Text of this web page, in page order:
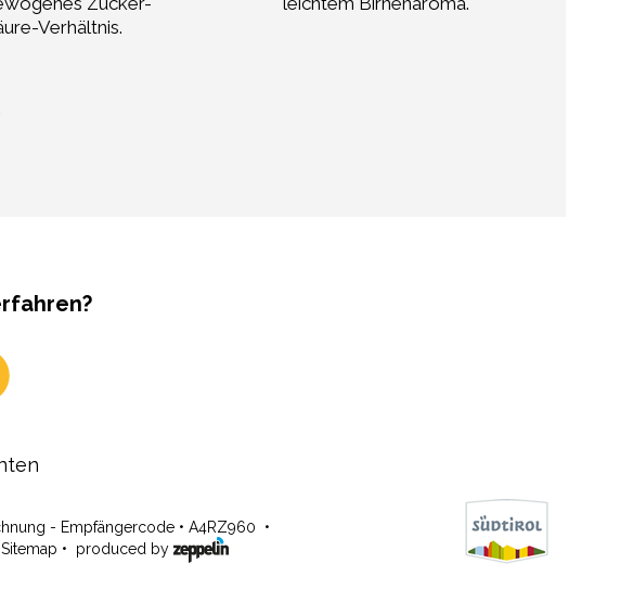
Verhältnis.
- Empfängercode • A4RZ960
•
Sitemap • produced by